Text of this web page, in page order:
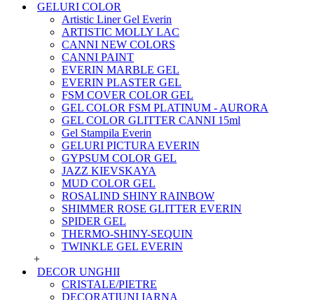
GELURI COLOR
Artistic Liner Gel Everin
ARTISTIC MOLLY LAC
CANNI NEW COLORS
CANNI PAINT
EVERIN MARBLE GEL
EVERIN PLASTER GEL
FSM COVER COLOR GEL
GEL COLOR FSM PLATINUM - AURORA
GEL COLOR GLITTER CANNI 15ml
Gel Stampila Everin
GELURI PICTURA EVERIN
GYPSUM COLOR GEL
JAZZ KIEVSKAYA
MUD COLOR GEL
ROSALIND SHINY RAINBOW
SHIMMER ROSE GLITTER EVERIN
SPIDER GEL
THERMO-SHINY-SEQUIN
TWINKLE GEL EVERIN
+
DECOR UNGHII
CRISTALE/PIETRE
DECORATIUNI IARNA